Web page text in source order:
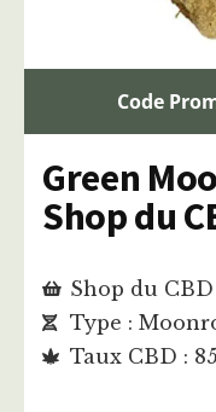
Code
Green
Shop du
Shop du CBD
Type :
Taux CBD :